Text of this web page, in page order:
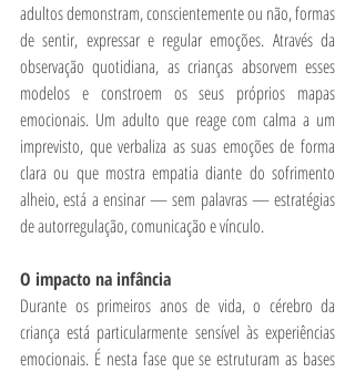
adultos demonstram, conscientemente ou não, formas
de sentir, expressar e regular emoções. Através da
observação quotidiana, as crianças absorvem esses
modelos e constroem os seus próprios mapas
emocionais. Um adulto que reage com calma a um
imprevisto, que verbaliza as suas emoções de forma
clara ou que mostra empatia diante do sofrimento
alheio, está a ensinar — sem palavras — estratégias
de autorregulação, comunicação e vínculo.
O impacto na infância
Durante os primeiros anos de vida, o cérebro da
criança está particularmente sensível às experiências
emocionais. É nesta fase que se estruturam as bases